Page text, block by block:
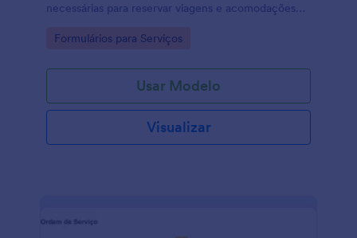
necessárias para reservar viagens e acomodações
para Reserva de Viagem online e gratuito, você
clientes diretamente através de um formulário
personalizado, eliminando a necessidade de e-mails
ou ligações e acelerando seu processo de reserva.
Basta atualizar o modelo com as perguntas que você
gostaria de fazer, adicionar sua logo e mudar o
Go to Category:
Formulários para Serviços
Usar Modelo
Visualizar